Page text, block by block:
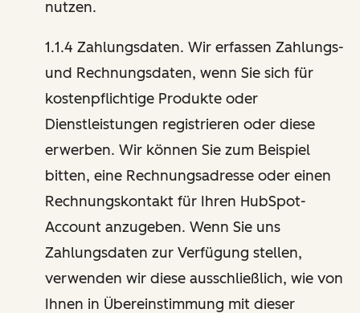
nutzen.
1.1.4 Zahlungsdaten. Wir erfassen Zahlungs-
und Rechnungsdaten, wenn Sie sich für
kostenpflichtige Produkte oder
Dienstleistungen registrieren oder diese
erwerben. Wir können Sie zum Beispiel
bitten, eine Rechnungsadresse oder einen
Rechnungskontakt für Ihren HubSpot-
Account anzugeben. Wenn Sie uns
Zahlungsdaten zur Verfügung stellen,
verwenden wir diese ausschließlich, wie von
Ihnen in Übereinstimmung mit dieser